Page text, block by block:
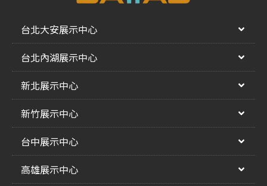
台北大安展示中心
台北內湖展示中心
新北展示中心
新竹展示中心
台中展示中心
高雄展示中心